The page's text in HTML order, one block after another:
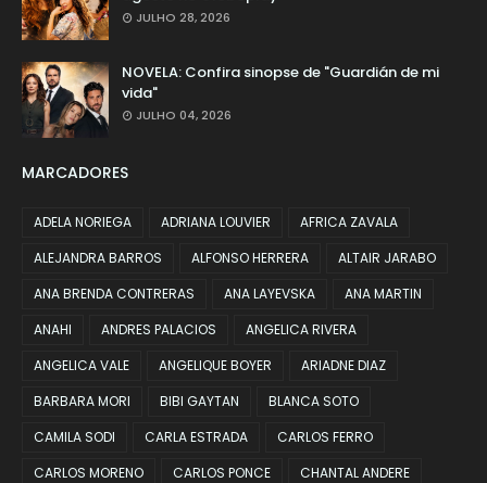
JULHO 28, 2026
NOVELA: Confira sinopse de "Guardián de mi
vida"
JULHO 04, 2026
MARCADORES
ADELA NORIEGA ADRIANA LOUVIER
AFRICA ZAVALA
ALEJANDRA BARROS
ALFONSO HERRERA
ALTAIR JARABO
ANA BRENDA CONTRERAS
ANA LAYEVSKA
ANA MARTIN
ANAHI
ANDRES PALACIOS
ANGELICA RIVERA
ANGELICA VALE
ANGELIQUE BOYER
ARIADNE DIAZ
BARBARA MORI
BIBI GAYTAN
BLANCA SOTO
CAMILA SODI
CARLA ESTRADA
CARLOS FERRO
CARLOS MORENO
CARLOS PONCE
CHANTAL ANDERE